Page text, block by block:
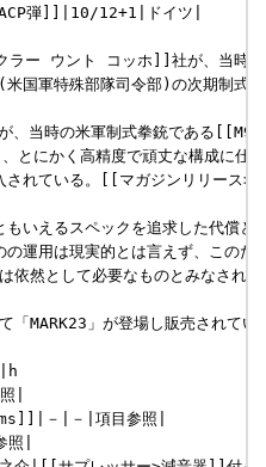
弾]]|10/12+1|ドイツ|
ラー ウント コッホ]]社が、当時
米国軍特殊部隊司令部)の次期制
が、当時の米軍制式拳銃である
とにかく高精度で頑丈な構成に仕
れている。[[マガジンリリース>
いえるスペックを追求した代償
運用は現実的とは言えず、この
依然として必要なものとみなさ
「MARK23」が登場し販売されて
|h
|
－|－|項目参照|
|